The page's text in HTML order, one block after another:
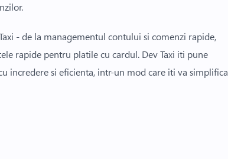
- de la managementul contului si comenzi rapide,
rapide pentru platile cu cardul. Dev Taxi iti pune
incredere si eficienta, intr-un mod care iti va simplifica